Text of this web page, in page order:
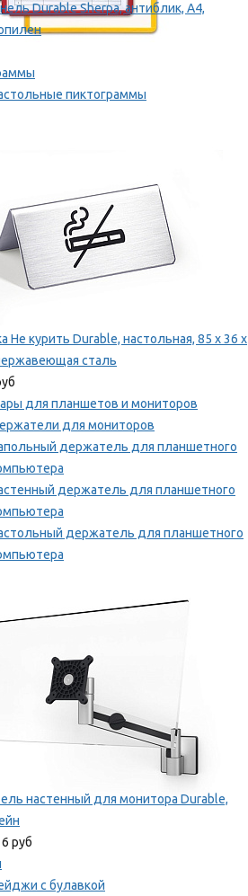
Durable Sherpa, антиблик, А4,
пиктограммы
Не курить Durable, настольная, 85 x 36 x
сталь
для планшетов и мониторов
для мониторов
держатель для планшетного
держатель для планшетного
держатель для планшетного
настенный для монитора Durable,
руб
с булавкой